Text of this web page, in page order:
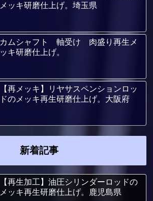
メッキ研磨仕上げ。埼玉県
カムシャフト 軸受け 肉盛り再生メ
ッキ研磨仕上げ。
【再メッキ】リヤサスペンションロッ
ドのメッキ再生研磨仕上げ。大阪府
新着記事
【再生加工】油圧シリンダーロッドの
メッキ再生研磨仕上げ。鹿児島県